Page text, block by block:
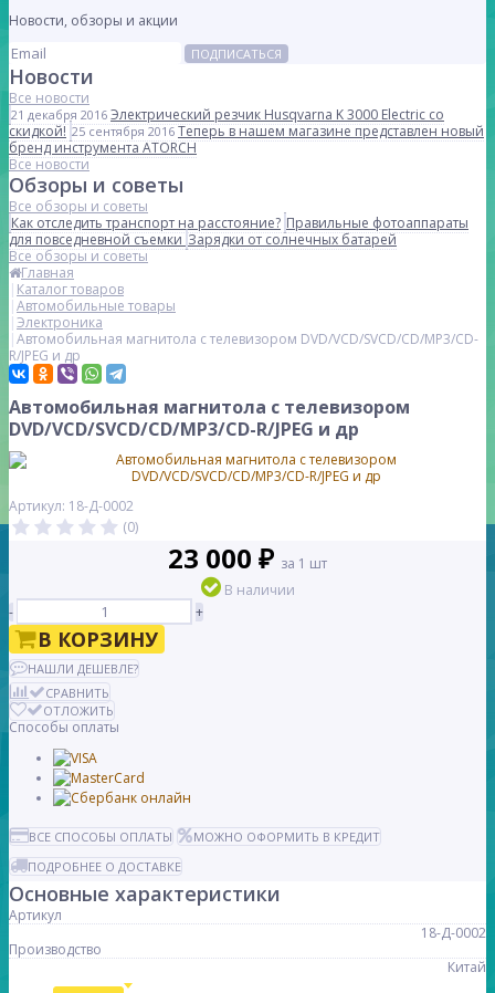
Новости, обзоры и акции
ПОДПИСАТЬСЯ
Новости
Все новости
21 декабря 2016 Электрический резчик Husqvarna K 3000 Electric со
скидкой! 25 сентября 2016 Теперь в нашем магазине представлен новый
бренд инструмента ATORCH
Все новости
Обзоры и советы
Все обзоры и советы
Как отследить транспорт на расстояние? Правильные фотоаппараты
для повседневной съемкиЗарядки от солнечных батарей
Все обзоры и советы
Главная
Каталог товаров
Автомобильные товары
Электроника
Автомобильная магнитола с телевизором DVD/VCD/SVCD/CD/MP3/CD-
R/JPEG и др
Автомобильная магнитола с телевизором
DVD/VCD/SVCD/CD/MP3/CD-R/JPEG и др
Артикул: 18-Д-0002
(0)
23 000 ₽ за 1 шт
В наличии
-
+
В КОРЗИНУ
НАШЛИ ДЕШЕВЛЕ?
СРАВНИТЬ
ОТЛОЖИТЬ
Способы оплаты
ВСЕ СПОСОБЫ ОПЛАТЫ
МОЖНО ОФОРМИТЬ В КРЕДИТ
ПОДРОБНЕЕ О ДОСТАВКЕ
Основные характеристики
Артикул
18-Д-0002
Производство
Китай